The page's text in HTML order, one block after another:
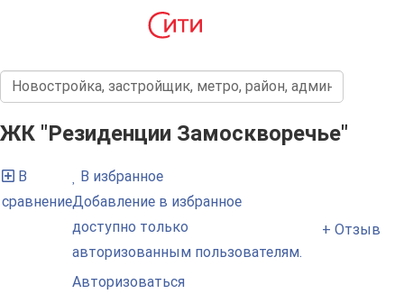
ЖК "Резиденции Замоскворечье"
В
сравнение
В избранное
Добавление в избранное
доступно только
авторизованным пользователям.
Авторизоваться
+ Отзыв